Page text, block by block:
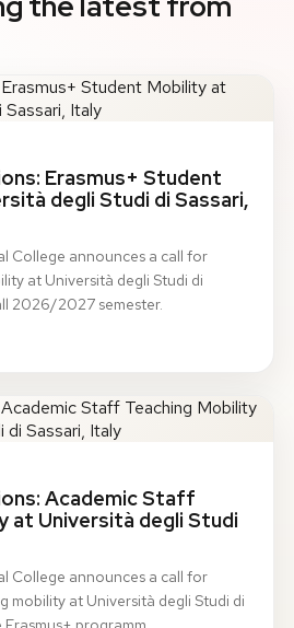
Erasmus+ Student
degli Studi di Sassari,
College announces a call for
at Università degli Studi di
2026/2027 semester.
Academic Staff
at Università degli Studi
College announces a call for
mobility at Università degli Studi di